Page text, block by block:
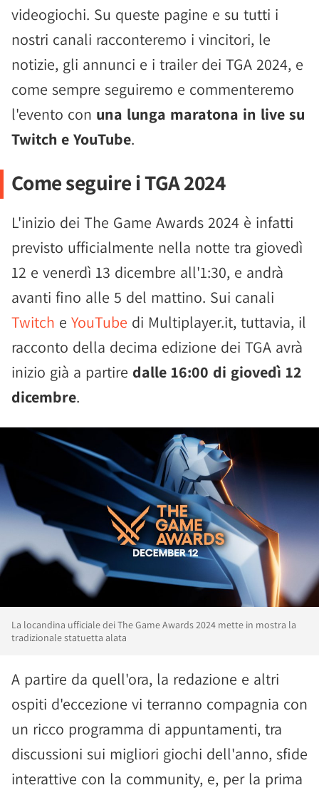
videogiochi. Su queste pagine e su tutti i
nostri canali racconteremo i vincitori, le
notizie, gli annunci e i trailer dei TGA 2024, e
come sempre seguiremo e commenteremo
l'evento con una lunga maratona in live su
Twitch e YouTube.
Come seguire i TGA 2024
L'inizio dei The Game Awards 2024 è infatti
previsto ufficialmente nella notte tra giovedì
12 e venerdì 13 dicembre all'1:30, e andrà
avanti fino alle 5 del mattino. Sui canali
Twitch e YouTube di Multiplayer.it, tuttavia, il
racconto della decima edizione dei TGA avrà
inizio già a partire dalle 16:00 di giovedì 12
dicembre.
La locandina ufficiale dei The Game Awards 2024 mette in mostra la
tradizionale statuetta alata
A partire da quell'ora, la redazione e altri
ospiti d'eccezione vi terranno compagnia con
un ricco programma di appuntamenti, tra
discussioni sui migliori giochi dell'anno, sfide
interattive con la community, e, per la prima